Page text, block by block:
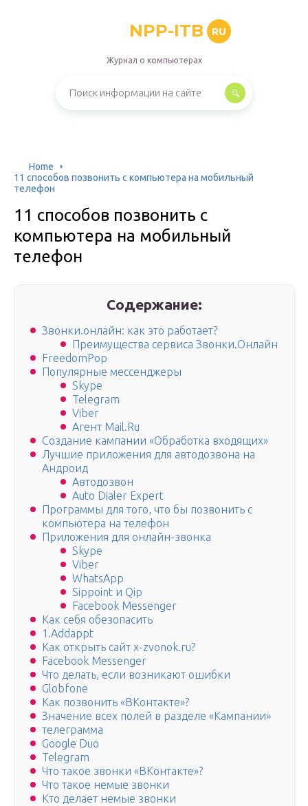
NPP-ITB RU
Журнал о компьютерах
Home
11 способов позвонить с компьютера на мобильный
телефон
11 способов позвонить с
компьютера на мобильный
телефон
Содержание:
Звонки.онлайн: как это работает?
Преимущества сервиса Звонки.Онлайн
FreedomPop
Популярные мессенджеры
Skype
Telegram
Viber
Агент Mail.Ru
Создание кампании «Обработка входящих»
Лучшие приложения для автодозвона на
Андроид
Автодозвон
Auto Dialer Expert
Программы для того, что бы позвонить с
компьютера на телефон
Приложения для онлайн-звонка
Skype
Viber
WhatsApp
Sippoint и Qip
Facebook Messenger
Как себя обезопасить
1.Addappt
Как открыть сайт x-zvonok.ru?
Facebook Messenger
Что делать, если возникают ошибки
Globfone
Как позвонить «ВКонтакте»?
Значение всех полей в разделе «Кампании»
телеграмма
Google Duo
Telegram
Что такое звонки «ВКонтакте»?
Что такое немые звонки
Кто делает немые звонки